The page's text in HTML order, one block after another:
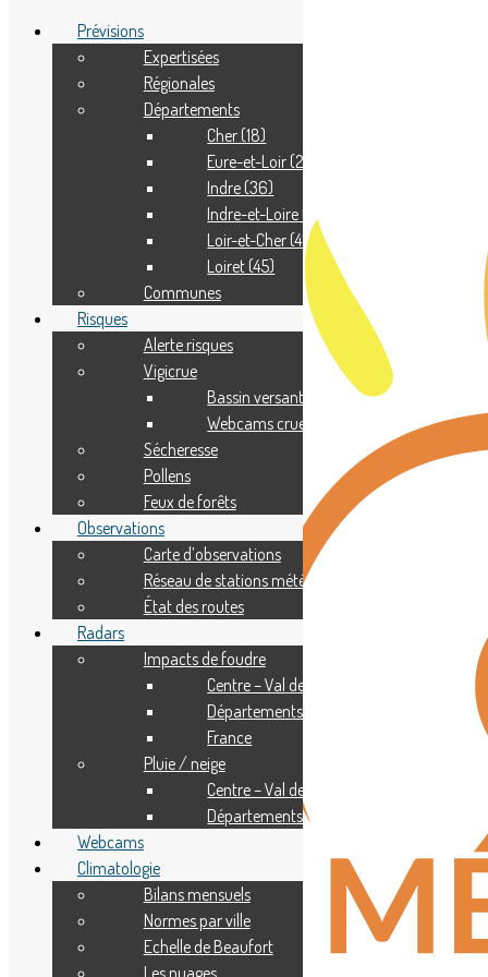
Adhérer
Pourquoi adhérer ?
Prévisions
Expertisées
Régionales
Départements
Cher (18)
Eure-et-Loir (28)
Indre (36)
Indre-et-Loire (37)
Loir-et-Cher (41)
Loiret (45)
Communes
Risques
Alerte risques
Vigicrue
Bassin versant
Webcams crue
Sécheresse
Pollens
Feux de forêts
Observations
Carte d’observations
Réseau de stations météo
État des routes
Radars
Impacts de foudre
Centre – Val de Loire
Départements
France
Pluie / neige
Centre – Val de Loire
Départements
Webcams
Climatologie
Bilans mensuels
Normes par ville
Echelle de Beaufort
Les nuages